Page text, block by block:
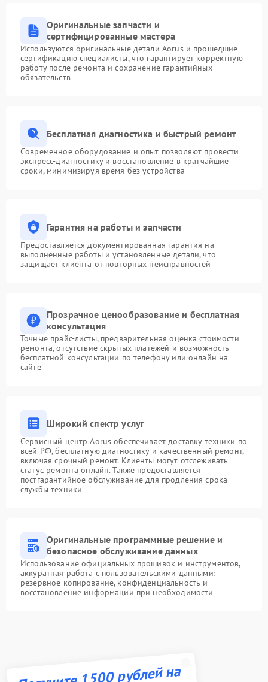
Оригинальные запчасти и
сертифицированные мастера
Используются оригинальные детали Aorus и прошедшие
сертификацию специалисты, что гарантирует корректную
работу после ремонта и сохранение гарантийных
обязательств
Бесплатная диагностика и быстрый ремонт
Современное оборудование и опыт позволяют провести
экспресс-диагностику и восстановление в кратчайшие
сроки, минимизируя время без устройства
Гарантия на работы и запчасти
Предоставляется документированная гарантия на
выполненные работы и установленные детали, что
защищает клиента от повторных неисправностей
Прозрачное ценообразование и бесплатная
консультация
Точные прайс-листы, предварительная оценка стоимости
ремонта, отсутствие скрытых платежей и возможность
бесплатной консультации по телефону или онлайн на
сайте
Широкий спектр услуг
Сервисный центр Aorus обеспечивает доставку техники по
всей РФ, бесплатную диагностику и качественный ремонт,
включая срочный ремонт. Клиенты могут отслеживать
статус ремонта онлайн. Также предоставляется
постгарантийное обслуживание для продления срока
службы техники
Оригинальные программные решение и
безопасное обслуживание данных
Использование официальных прошивок и инструментов,
аккуратная работа с пользовательскими данными:
резервное копирование, конфиденциальность и
восстановление информации при необходимости